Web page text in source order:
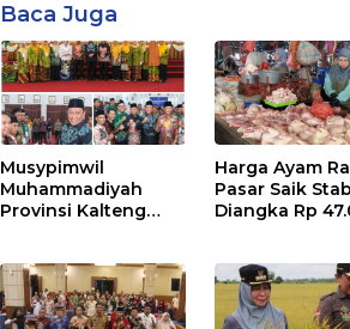
Baca Juga
Musypimwil
Muhammadiyah
Provinsi Kalteng
Harga Ayam
Pasar Saik
Diangka Rp